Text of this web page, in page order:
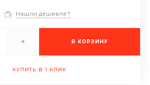
Нашли дешевле?
+ В КОРЗИНУ
КУПИТЬ В 1 КЛИК